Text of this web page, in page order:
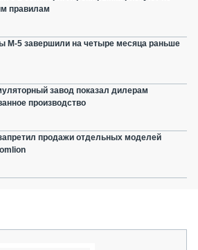
правилам
М-5 завершили на четыре месяца раньше
завод показал дилерам
производство
продажи отдельных моделей